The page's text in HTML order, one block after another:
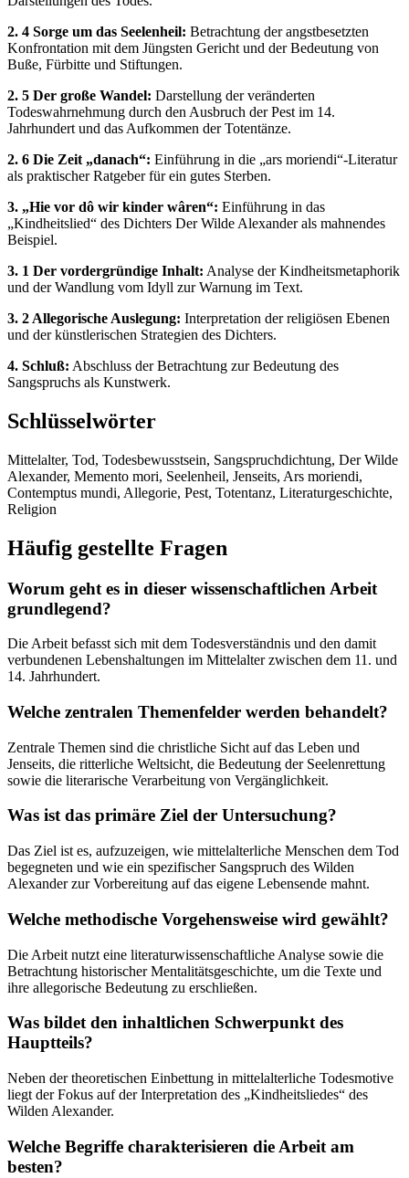
2. 4 Sorge um das Seelenheil: Betrachtung der angstbesetzten
Konfrontation mit dem Jüngsten Gericht und der Bedeutung von
Buße, Fürbitte und Stiftungen.
2. 5 Der große Wandel: Darstellung der veränderten
Todeswahrnehmung durch den Ausbruch der Pest im 14.
Jahrhundert und das Aufkommen der Totentänze.
2. 6 Die Zeit „danach“: Einführung in die „ars moriendi“-Literatur
als praktischer Ratgeber für ein gutes Sterben.
3. „Hie vor dô wir kinder wâren“: Einführung in das
„Kindheitslied“ des Dichters Der Wilde Alexander als mahnendes
Beispiel.
3. 1 Der vordergründige Inhalt: Analyse der Kindheitsmetaphorik
und der Wandlung vom Idyll zur Warnung im Text.
3. 2 Allegorische Auslegung: Interpretation der religiösen Ebenen
und der künstlerischen Strategien des Dichters.
4. Schluß: Abschluss der Betrachtung zur Bedeutung des
Sangspruchs als Kunstwerk.
Schlüsselwörter
Mittelalter, Tod, Todesbewusstsein, Sangspruchdichtung, Der Wilde
Alexander, Memento mori, Seelenheil, Jenseits, Ars moriendi,
Contemptus mundi, Allegorie, Pest, Totentanz, Literaturgeschichte,
Religion
Häufig gestellte Fragen
Worum geht es in dieser wissenschaftlichen Arbeit
grundlegend?
Die Arbeit befasst sich mit dem Todesverständnis und den damit
verbundenen Lebenshaltungen im Mittelalter zwischen dem 11. und
14. Jahrhundert.
Welche zentralen Themenfelder werden behandelt?
Zentrale Themen sind die christliche Sicht auf das Leben und
Jenseits, die ritterliche Weltsicht, die Bedeutung der Seelenrettung
sowie die literarische Verarbeitung von Vergänglichkeit.
Was ist das primäre Ziel der Untersuchung?
Das Ziel ist es, aufzuzeigen, wie mittelalterliche Menschen dem Tod
begegneten und wie ein spezifischer Sangspruch des Wilden
Alexander zur Vorbereitung auf das eigene Lebensende mahnt.
Welche methodische Vorgehensweise wird gewählt?
Die Arbeit nutzt eine literaturwissenschaftliche Analyse sowie die
Betrachtung historischer Mentalitätsgeschichte, um die Texte und
ihre allegorische Bedeutung zu erschließen.
Was bildet den inhaltlichen Schwerpunkt des
Hauptteils?
Neben der theoretischen Einbettung in mittelalterliche Todesmotive
liegt der Fokus auf der Interpretation des „Kindheitsliedes“ des
Wilden Alexander.
Welche Begriffe charakterisieren die Arbeit am
besten?